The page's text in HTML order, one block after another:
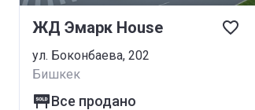
ЖД Эмарк House
ул. Боконбаева, 202
Бишкек
Все продано